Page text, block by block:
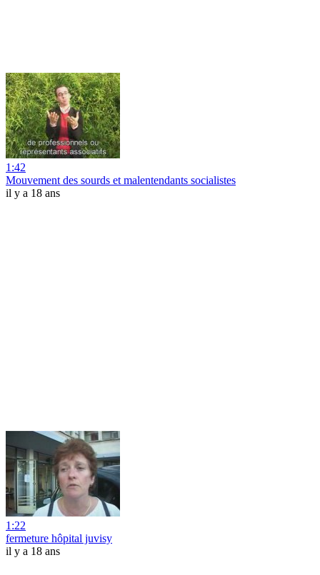
1:42
Mouvement des sourds et malentendants socialistes
il y a 18 ans
1:22
fermeture hôpital juvisy
il y a 18 ans